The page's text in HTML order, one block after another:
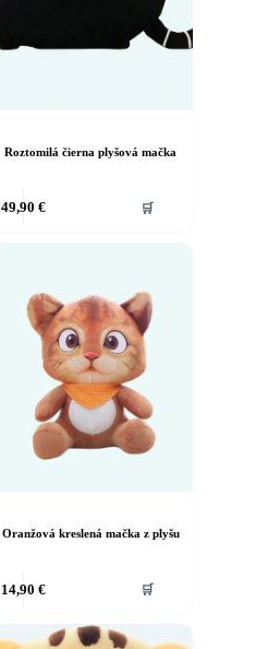
Roztomilá čierna plyšová mačka
49,90 € 🛒
Oranžová kreslená mačka z plyšu
14,90 € 🛒